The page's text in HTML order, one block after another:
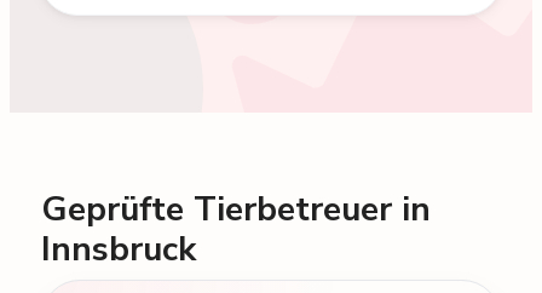
Geprüfte Tierbetreuer in
Innsbruck